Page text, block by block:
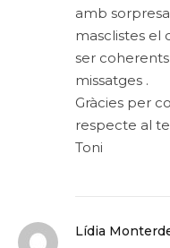
amb
masclistes el
ser
missatges .
Gràcies per
respecte al
Toni
Lídia